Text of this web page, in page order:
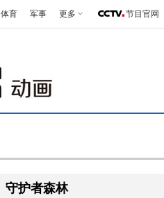
体育 军事 更多 节目官网
守护者森林